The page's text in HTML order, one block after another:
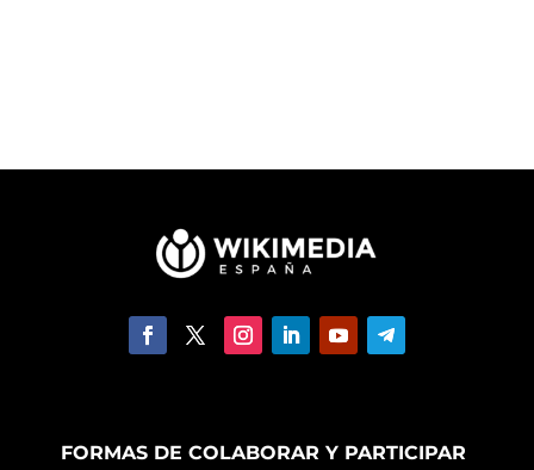
FORMAS DE COLABORAR Y PARTICIPAR